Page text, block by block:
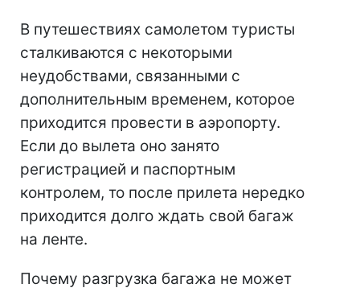
В путешествиях самолетом туристы
сталкиваются с некоторыми
неудобствами, связанными с
дополнительным временем, которое
приходится провести в аэропорту.
Если до вылета оно занято
регистрацией и паспортным
контролем, то после прилета нередко
приходится долго ждать свой багаж
на ленте.
Почему разгрузка багажа не может